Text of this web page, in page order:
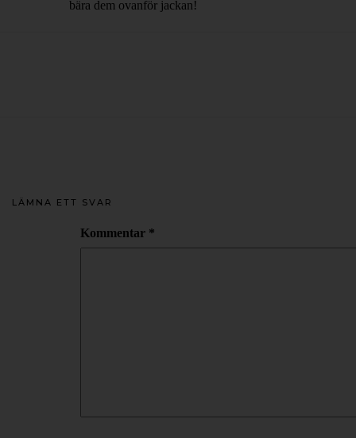
bära dem ovanför jackan!
LÄMNA ETT SVAR
Kommentar *